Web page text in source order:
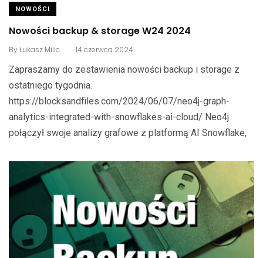
NOWOŚCI
Nowości backup & storage W24 2024
ByŁukasz Milic . 14 czerwca 2024
Zapraszamy do zestawienia nowości backup i storage z
ostatniego tygodnia.
https://blocksandfiles.com/2024/06/07/neo4j-graph-
analytics-integrated-with-snowflakes-ai-cloud/ Neo4j
połączył swoje analizy grafowe z platformą AI Snowflake,